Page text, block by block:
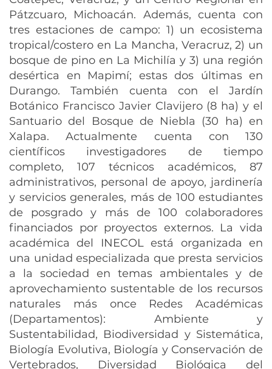
Pátzcuaro, Michoacán. Además, cuenta con
tres estaciones de campo: 1) un ecosistema
tropical/costero en La Mancha, Veracruz, 2) un
bosque de pino en La Michilía y 3) una región
desértica en Mapimí; estas dos últimas en
Durango. También cuenta con el Jardín
Botánico Francisco Javier Clavijero (8 ha) y el
Santuario del Bosque de Niebla (30 ha) en
Xalapa. Actualmente cuenta con 130
científicos investigadores de tiempo
completo, 107 técnicos académicos, 87
administrativos, personal de apoyo, jardinería
y servicios generales, más de 100 estudiantes
de posgrado y más de 100 colaboradores
financiados por proyectos externos. La vida
académica del INECOL está organizada en
una unidad especializada que presta servicios
a la sociedad en temas ambientales y de
aprovechamiento sustentable de los recursos
naturales más once Redes Académicas
(Departamentos): Ambiente y
Sustentabilidad, Biodiversidad y Sistemática,
Biología Evolutiva, Biología y Conservación de
Vertebrados, Diversidad Biológica del